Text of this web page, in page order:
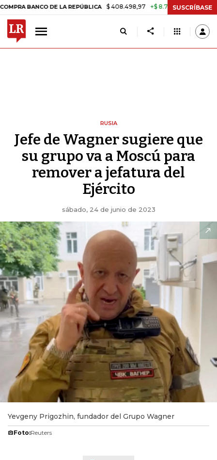
DE LA REPÚBLICA $ 408.498,97 +$ 8.753,81 +2,19% TASA DE
SUSCRÍBASE
RUSIA
Jefe de Wagner sugiere que
su grupo va a Moscú para
remover a jefatura del
Ejército
sábado, 24 de junio de 2023
Yevgeny Prigozhin, fundador del Grupo Wagner
Foto:Reuters